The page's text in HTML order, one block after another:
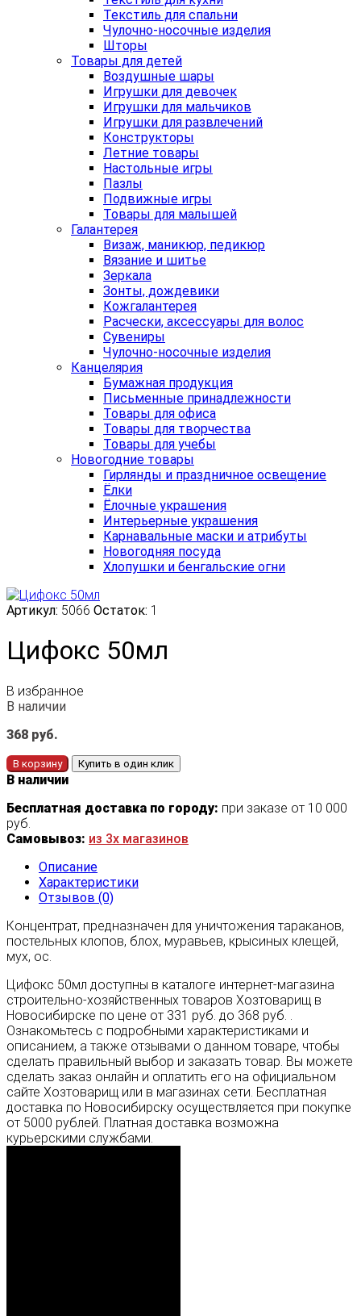
Текстиль для спальни
Чулочно-носочные изделия
Шторы
Товары для детей
Воздушные шары
Игрушки для девочек
Игрушки для мальчиков
Игрушки для развлечений
Конструкторы
Летние товары
Настольные игры
Пазлы
Подвижные игры
Товары для малышей
Галантерея
Визаж, маникюр, педикюр
Вязание и шитье
Зеркала
Зонты, дождевики
Кожгалантерея
Расчески, аксессуары для волос
Сувениры
Чулочно-носочные изделия
Канцелярия
Бумажная продукция
Письменные принадлежности
Товары для офиса
Товары для творчества
Товары для учебы
Новогодние товары
Гирлянды и праздничное освещение
Ёлки
Ёлочные украшения
Интерьерные украшения
Карнавальные маски и атрибуты
Новогодняя посуда
Хлопушки и бенгальские огни
Артикул: 5066 Остаток: 1
Цифокс 50мл
В избранное
В наличии
368 руб.
В корзину Купить в один клик
В наличии
Бесплатная доставка по городу: при заказе от 10 000
руб.
Самовывоз: из 3х магазинов
Описание
Характеристики
Отзывов (0)
Концентрат, предназначен для уничтожения тараканов,
постельных клопов, блох, муравьев, крысиных клещей,
мух, ос.
Цифокс 50мл доступны в каталоге интернет-магазина
строительно-хозяйственных товаров Хозтоварищ в
Новосибирске по цене от 331 руб. до 368 руб. .
Ознакомьтесь с подробными характеристиками и
описанием, а также отзывами о данном товаре, чтобы
сделать правильный выбор и заказать товар. Вы можете
сделать заказ онлайн и оплатить его на официальном
сайте Хозтоварищ или в магазинах сети. Бесплатная
доставка по Новосибирску осуществляется при покупке
от 5000 рублей. Платная доставка возможна
курьерскими службами.